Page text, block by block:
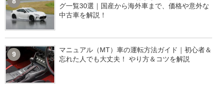
グ一覧30選｜国産から海外車まで、価格や意外な
中古車を解説！
9
マニュアル（MT）車の運転方法ガイド｜初心者＆
忘れた人でも大丈夫！ やり方＆コツを解説